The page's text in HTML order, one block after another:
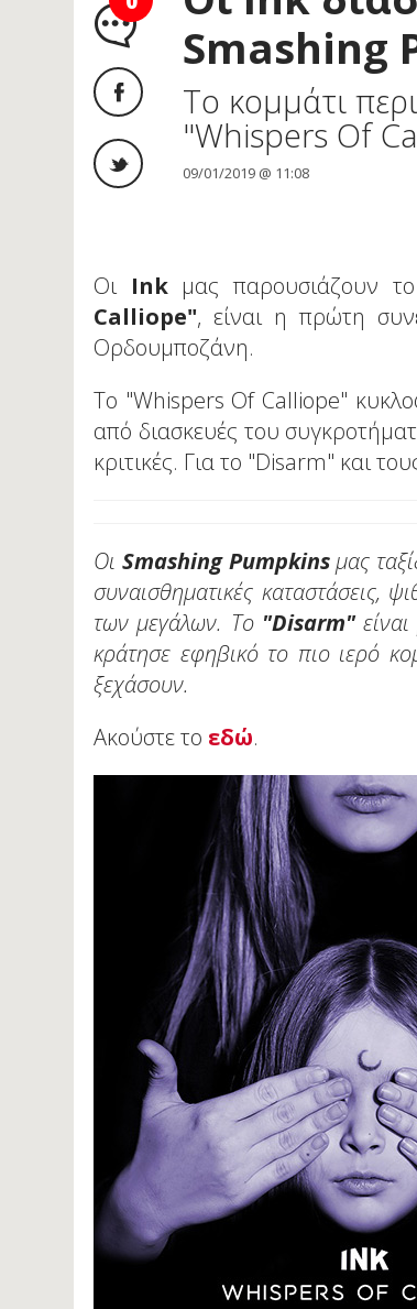
Smashing
Το κομμάτι
"Whispers Of
09/01/2019 @ 11:08
Oι Ιnkμας παρουσιάζουν
Calliope", είναι η πρώτη
Ορδουμποζάνη.
Το "Whispers Of Calliope"
από διασκευές του
κριτικές. Για το "Disarm" και
Οι Smashing Pumpkinsμας
συναισθηματικές καταστάσεις,
των μεγάλων. Το "Disarm"
κράτησε εφηβικό το πιο ιερό
ξεχάσουν.
Ακούστε το εδώ.